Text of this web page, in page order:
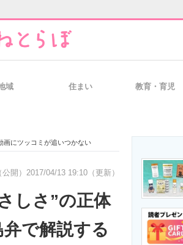
経営リーダーのコミュニティ
・比較・事例 製造業のIT導入・活用を支援
域 住まい 教育・育児
画にツッコミが追いつかない
開） 2017/04/13 19:10（更新）
しさ”の正体
で解説する